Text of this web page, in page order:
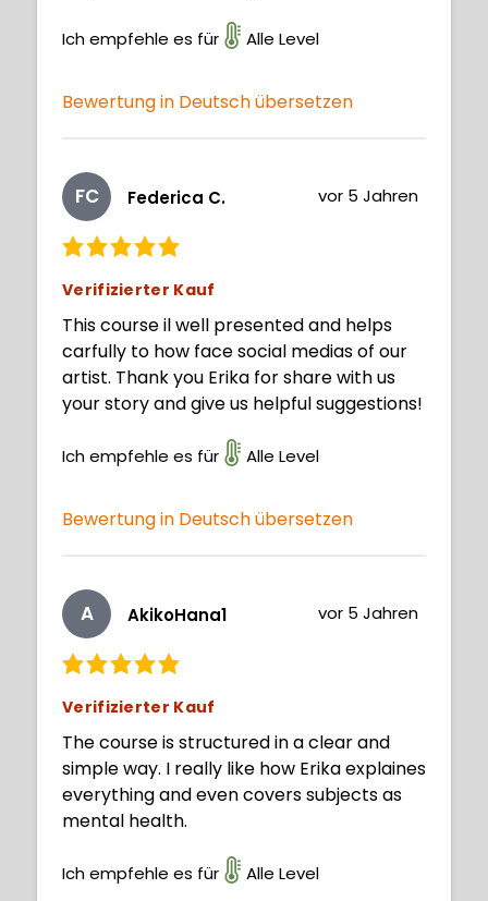
Ich empfehle es für Alle Level
Bewertung in Deutsch übersetzen
FC Federica C. vor 5 Jahren
Verifizierter Kauf
This course il well presented and helps
carfully to how face social medias of our
artist. Thank you Erika for share with us
your story and give us helpful suggestions!
Ich empfehle es für Alle Level
Bewertung in Deutsch übersetzen
A AkikoHana1 vor 5 Jahren
Verifizierter Kauf
The course is structured in a clear and
simple way. I really like how Erika explaines
everything and even covers subjects as
mental health.
Ich empfehle es für Alle Level